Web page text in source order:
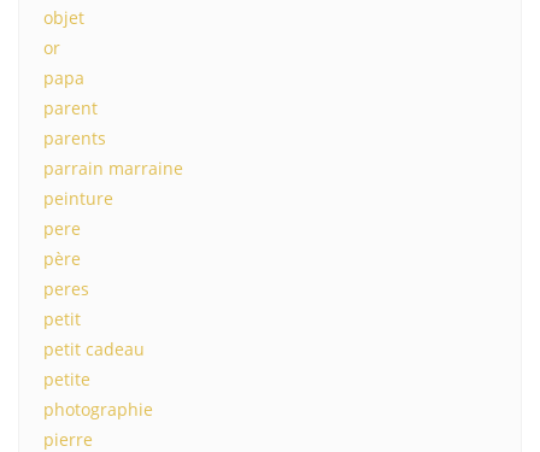
objet
or
papa
parent
parents
parrain marraine
peinture
pere
père
peres
petit
petit cadeau
petite
photographie
pierre